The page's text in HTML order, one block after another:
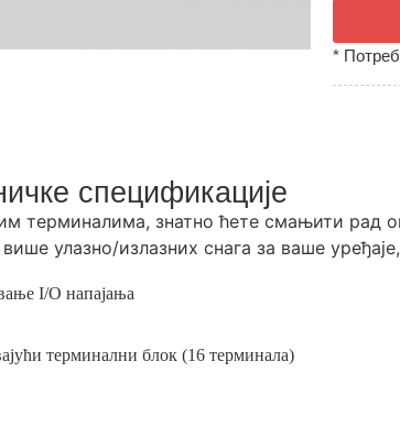
*
спецификације
терминалима, знатно ћете смањити
улазно/излазних снага за ваше
I/O напајања
терминални блок (16 терминала)